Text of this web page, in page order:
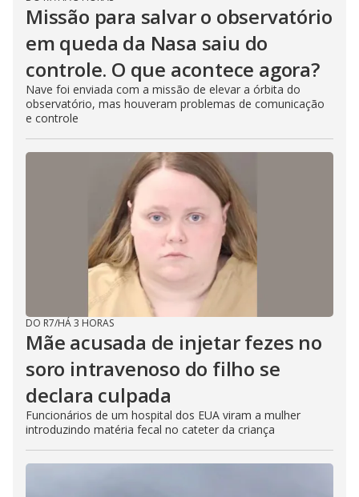
Missão para salvar o observatório
em queda da Nasa saiu do
controle. O que acontece agora?
Nave foi enviada com a missão de elevar a órbita do
observatório, mas houveram problemas de comunicação
e controle
DO R7/HÁ 3 HORAS
Mãe acusada de injetar fezes no
soro intravenoso do filho se
declara culpada
Funcionários de um hospital dos EUA viram a mulher
introduzindo matéria fecal no cateter da criança